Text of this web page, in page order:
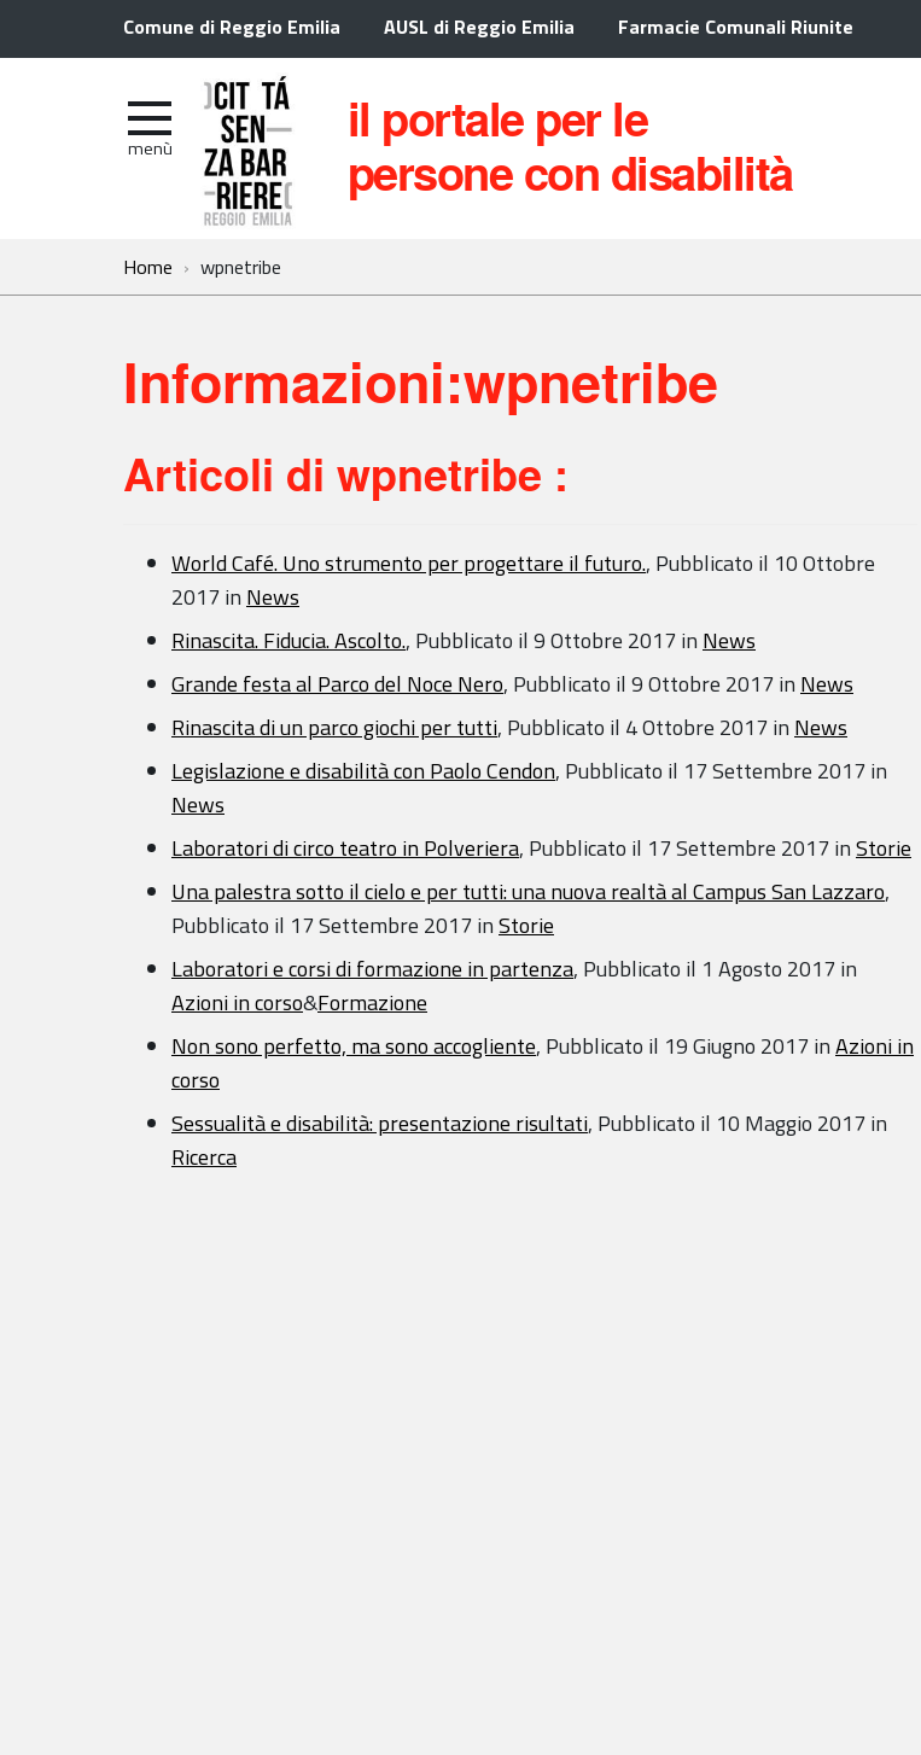
Comune di Reggio Emilia AUSL di Reggio Emilia Farmacie Comunali Riunite
il portale per le
persone con disabilità
menù
Home wpnetribe
Informazioni:wpnetribe
Articoli di wpnetribe :
World Café. Uno strumento per progettare il futuro., Pubblicato il 10 Ottobre
2017 in News
Rinascita. Fiducia. Ascolto., Pubblicato il9 Ottobre 2017 in News
Grande festa al Parco del Noce Nero, Pubblicato il9 Ottobre 2017 in News
Rinascita di un parco giochi per tutti, Pubblicato il 4 Ottobre 2017 in News
Legislazione e disabilità con Paolo Cendon, Pubblicato il 17 Settembre 2017 in
News
Laboratori di circo teatro in Polveriera, Pubblicato il 17 Settembre 2017 inStorie
Una palestra sotto il cielo e per tutti: una nuova realtà al Campus San Lazzaro,
Pubblicato il 17 Settembre 2017 inStorie
Laboratori e corsi di formazione in partenza, Pubblicato il 1 Agosto 2017 in
Azioni in corso&Formazione
Non sono perfetto, ma sono accogliente, Pubblicato il 19 Giugno 2017 inAzioni in
corso
Sessualità e disabilità: presentazione risultati, Pubblicato il 10 Maggio 2017 in
Ricerca